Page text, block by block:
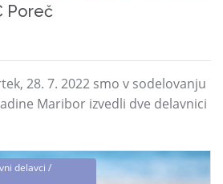
Poreč
28. 7. 2022 smo v sodelovanju
Maribor izvedli dve delavnici
delavci /